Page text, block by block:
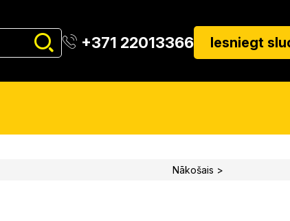
+371 22013366 Iesniegt
Nākošais >